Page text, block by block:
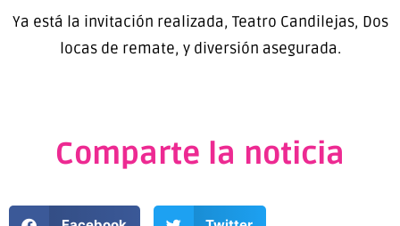
Ya está la invitación realizada, Teatro Candilejas, Dos
locas de remate, y diversión asegurada.
Comparte la noticia